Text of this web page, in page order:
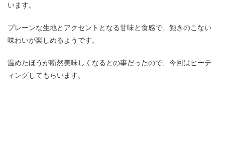
います。
プレーンな生地とアクセントとなる甘味と食感で、飽きのこない
味わいが楽しめるようです。
温めたほうが断然美味しくなるとの事だったので、今回はヒーテ
ィングしてもらいます。